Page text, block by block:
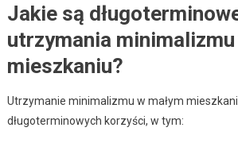
Jakie są
utrzymania minimalizmu
mieszkaniu?
Utrzymanie minimalizmu w małym
długoterminowych korzyści, w tym: